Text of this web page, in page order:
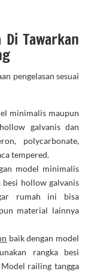
Di Tawarkan
pengelasan sesuai
minimalis maupun
galvanis dan
polycarbonate,
tempered.
model minimalis
besi hollow galvanis
rumah ini bisa
material lainnya
baik dengan model
rangka besi
railing tangga